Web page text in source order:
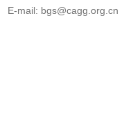
E-mail: bgs@cagg.org.cn